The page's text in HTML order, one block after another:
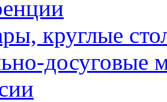
круглые
досуговые